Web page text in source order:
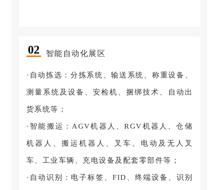
02 智能自动化展区
·自动拣选：分拣系统、输送系统、称重设备、
测量系统及设备、安检机、捆绑技术、自动出
货系统等；
·智能搬运：AGV机器人、RGV机器人、仓储
机器人、搬运机器人、叉车、电动及无人叉
车、工业车辆、充电设备及配套零部件等；
·自动识别：电子标签、FID、终端设备、识别